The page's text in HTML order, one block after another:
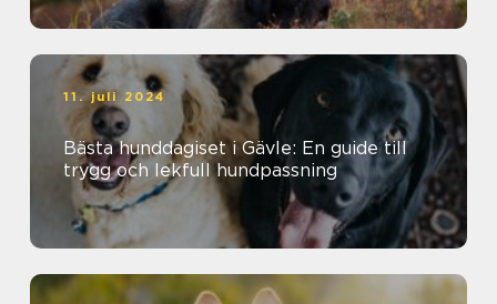
11. juli 2024
Bästa hunddagiset i Gävle: En guide till
trygg och lekfull hundpassning